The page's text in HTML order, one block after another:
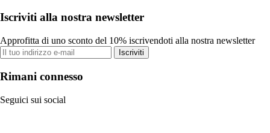
Iscriviti alla nostra newsletter
Approfitta di uno sconto del 10% iscrivendoti alla nostra newsletter
Iscriviti
Rimani connesso
Seguici sui social